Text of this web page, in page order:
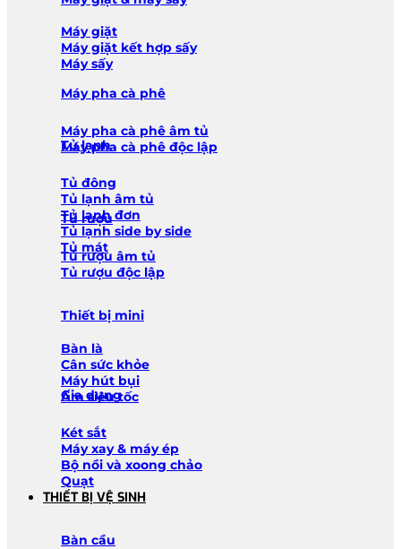
Máy giặt
Máy giặt kết hợp sấy
Máy sấy
Máy pha cà phê
Máy pha cà phê âm tủ
Máy pha cà phê độc lập
Tủ lạnh
Tủ đông
Tủ lạnh âm tủ
Tủ lạnh đơn
Tủ lạnh side by side
Tủ mát
Tủ rượu
Tủ rượu âm tủ
Tủ rượu độc lập
Thiết bị mini
Bàn là
Cân sức khỏe
Máy hút bụi
Ấm siêu tốc
Gia dụng
Két sắt
Máy xay & máy ép
Bộ nồi và xoong chảo
Quạt
THIẾT BỊ VỆ SINH
Bàn cầu